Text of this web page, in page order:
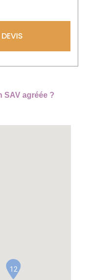
SAV agréée ?
12